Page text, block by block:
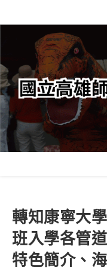
轉
要
內
容
轉知康寧大
班入學各管
特色簡介、